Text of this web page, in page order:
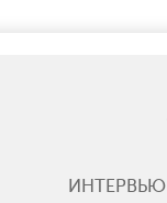
ИНТЕРВЬЮ